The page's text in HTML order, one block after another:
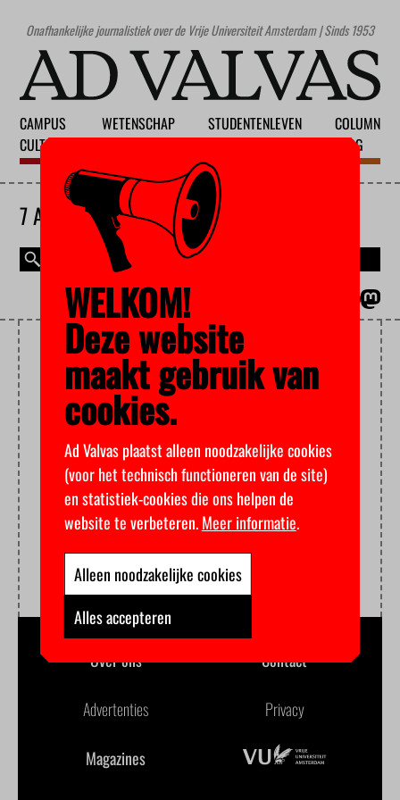
Onafhankelijke journalistiek over de Vrije Universiteit Amsterdam | Sinds 1953
CAMPUS
CULTUUR
WETENSCHAP
STUDENTENLEVEN
COLUMN
BLOG
7 AUGUSTUS 2026
HANS ACHTERHUIS
Over ons Contact
Advertenties Privacy
Magazines
WELKOM!
Deze website
maakt gebruik van
cookies.
Ad Valvas plaatst alleen noodzakelijke cookies
(voor het technisch functioneren van de site)
en statistiek-cookies die ons helpen de
website te verbeteren.Meer informatie.
Alleen noodzakelijke cookies
Alles accepteren